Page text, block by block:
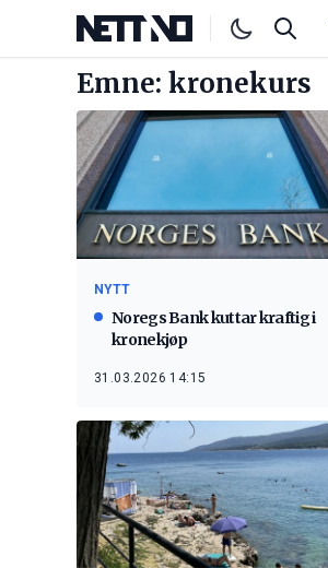
Emne: kronekurs
NYTT
Noregs Bank kuttar kraftig i
kronekjøp
31.03.2026 14:15